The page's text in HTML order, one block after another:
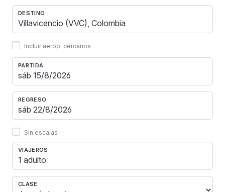
DESTINO
Incluir aerop. cercanos
PARTIDA
REGRESO
Sin escalas
VIAJEROS
1 adulto
CLASE